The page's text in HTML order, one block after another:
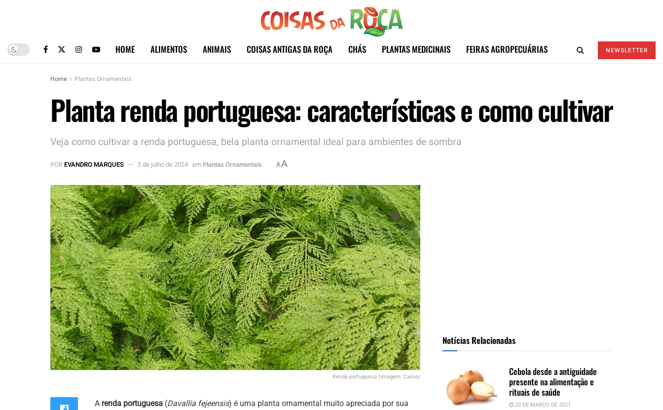
HOME ALIMENTOS ANIMAIS COISAS ANTIGAS DA ROÇA CHÁS PLANTAS MEDICINAIS FEIRAS AGROPECUÁRIAS NEWSLETTER
Home Plantas Ornamentais
Planta renda portuguesa: características e como cultivar
Veja como cultivar a renda portuguesa, bela planta ornamental ideal para ambientes de sombra
POREVANDRO MARQUES 2 de julho de 2024 em Plantas Ornamentais AA
Renda portuguesa (imagem: Canva)
A renda portuguesa (Davallia fejeensis) é uma planta ornamental muito apreciada por sua
Notícias Relacionadas
Cebola desde a antiguidade
presente na alimentação e
rituais de saúde
23 DE MARÇO DE 2021